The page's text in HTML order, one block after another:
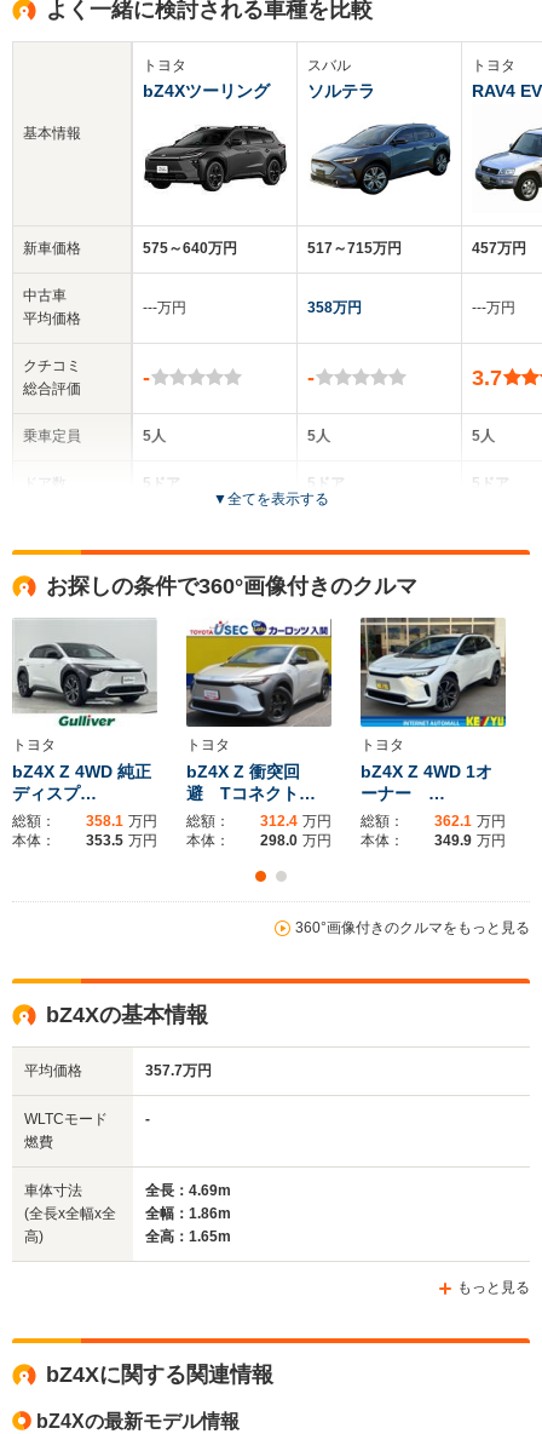
よく一緒に検討される車種を比較
基本情報
新車価格
中古車
平均価格
クチコミ
総合評価
乗車定員
ドア数
サイズ
(全長x全幅x全高)
排気量
トヨタ
bZ4Xツーリング
575～640万円
‐‐‐万円
-
5人
5ドア
全高
1.86m
全長
4.83m
ホイールベース
-m
スバル
ソルテラ
517～715万円
358万円
-
5人
5ドア
全高
全幅
1.86m
全長
4.69m
ホイールベース
-m
トヨタ
RAV4 EV
457万円
‐‐‐万円
3.7
5人
5ドア
全
▼全てを表示する
お探しの条件で360°画像付きのクルマ
トヨタ
bZ4X Z 4WD 純正
ディスプ…
総額： 358.1 万円
本体：
353.5 万円
トヨタ
bZ4X Z 衝突回
避 Tコネクト…
総額： 312.4 万円
本体：
298.0 万円
トヨタ
bZ4X Z 4WD 1オ
ーナー …
総額： 362.1 万円
本体：
349.9 万円
360°画像付きのクルマをもっと見る
bZ4Xの基本情報
平均価格 357.7万円
WLTCモード
燃費
-
車体寸法
(全長x全幅x全
高)
全長：4.69m
全幅：1.86m
全高：1.65m
もっと見る
bZ4Xに関する関連情報
bZ4Xの最新モデル情報